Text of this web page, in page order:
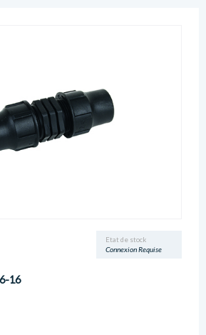
Etat de stock
Connexion Requise
16